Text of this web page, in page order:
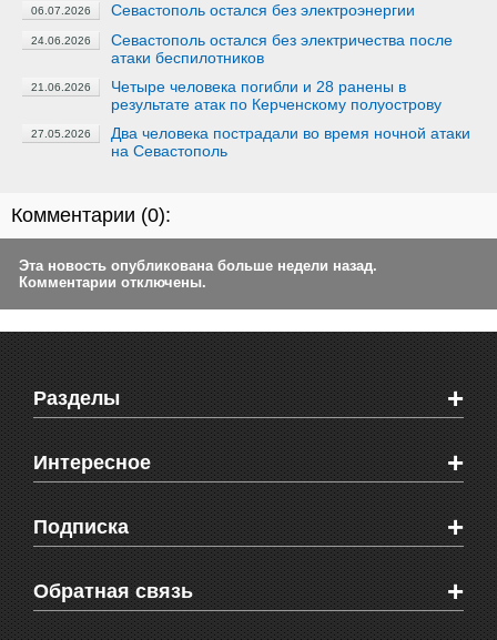
06.07.2026 Севастополь остался без электроэнергии
24.06.2026
Севастополь остался без электричества после
атаки беспилотников
21.06.2026
Четыре человека погибли и 28 ранены в
результате атак по Керченскому полуострову
27.05.2026
Два человека пострадали во время ночной атаки
на Севастополь
Комментарии (0):
Эта новость опубликована больше недели назад.
Комментарии отключены.
Разделы +
Новости Феодосии
Новости Крыма
Мировые новости
Объявления
Здоровье
СМС мнения читателей
Интересное +
Видео о Феодосии
Веб-камеры Феодосии
Блоги феодосийцев
Школы Феодосии
Подписка +
Печатная версия газеты "Кафа"
RSS
Обратная связь +